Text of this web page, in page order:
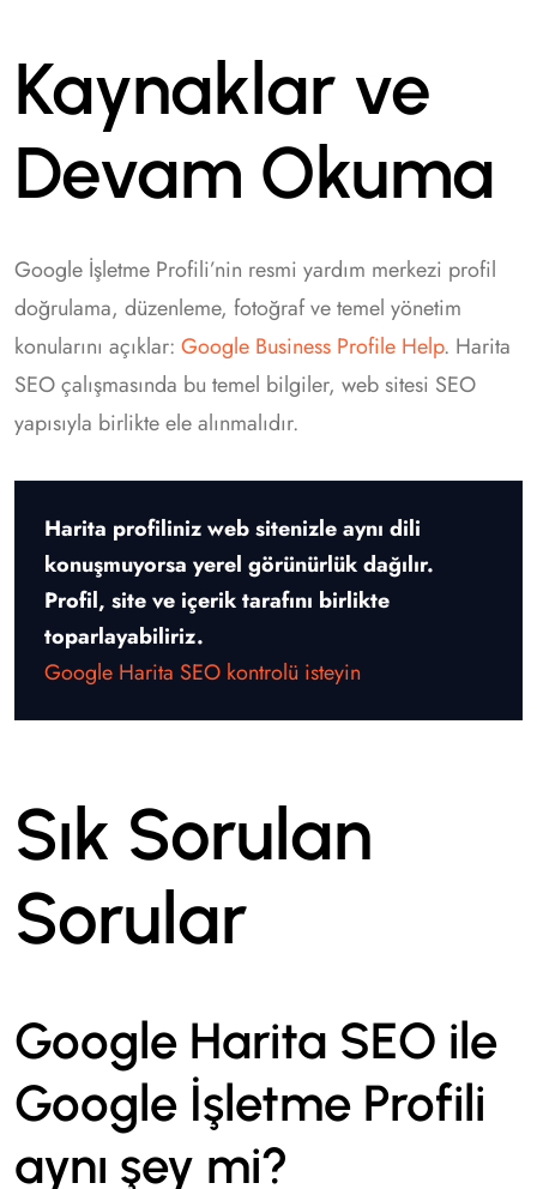
Kaynaklar ve
Devam Okuma
Google İşletme Profili’nin resmi yardım merkezi profil
doğrulama, düzenleme, fotoğraf ve temel yönetim
konularını açıklar: Google Business Profile Help. Harita
SEO çalışmasında bu temel bilgiler, web sitesi SEO
yapısıyla birlikte ele alınmalıdır.
Harita profiliniz web sitenizle aynı dili
konuşmuyorsa yerel görünürlük dağılır.
Profil, site ve içerik tarafını birlikte
toparlayabiliriz.
Google Harita SEO kontrolü isteyin
Sık Sorulan
Sorular
Google Harita SEO ile
Google İşletme Profili
aynı şey mi?